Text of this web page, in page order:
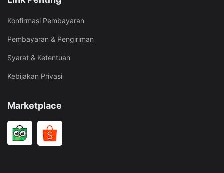
Konfirmasi Pembayaran
Pembayaran & Pengiriman
Syarat & Ketentuan
Kebijakan Privasi
Marketplace